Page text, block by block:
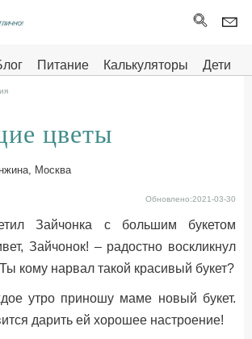
Питание Калькуляторы
Дети
Здоровье на отлично
цветы
Москва
Обновлено:2021-03-30
Зайчонка с большим букетом
Зайчонок! – радостно воскликнул
кому нарвал такой красивый букет?
утро приношу маме новый букет.
дарить ей хорошее настроение!